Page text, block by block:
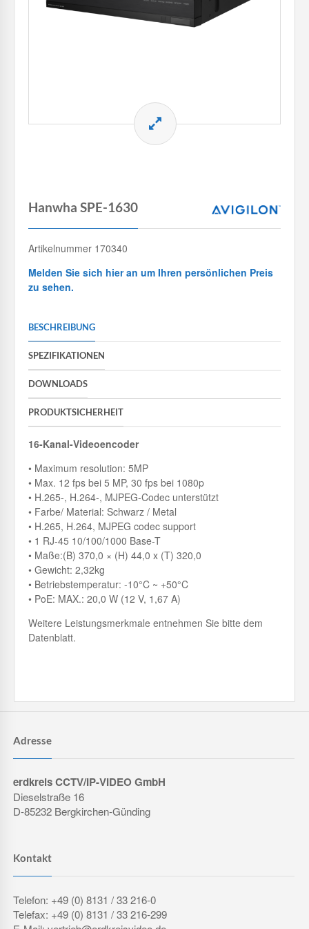
Hanwha SPE-1630
Artikelnummer 170340
Melden Sie sich hier an um Ihren persönlichen Preis
zu sehen.
BESCHREIBUNG
SPEZIFIKATIONEN
DOWNLOADS
PRODUKTSICHERHEIT
16-Kanal-Videoencoder
• Maximum resolution: 5MP
• Max. 12 fps bei 5 MP, 30 fps bei 1080p
• H.265-, H.264-, MJPEG-Codec unterstützt
• Farbe/ Material: Schwarz / Metal
• H.265, H.264, MJPEG codec support
• 1 RJ-45 10/100/1000 Base-T
• Maße:(B) 370,0 × (H) 44,0 x (T) 320,0
• Gewicht: 2,32kg
• Betriebstemperatur: -10°C ~ +50°C
• PoE: MAX.: 20,0 W (12 V, 1,67 A)
Weitere Leistungsmerkmale entnehmen Sie bitte dem
Datenblatt.
Adresse
erdkreis CCTV/IP-VIDEO GmbH
Dieselstraße 16
D-85232 Bergkirchen-Günding
Kontakt
Telefon: +49 (0) 8131 / 33 216-0
Telefax: +49 (0) 8131 / 33 216-299